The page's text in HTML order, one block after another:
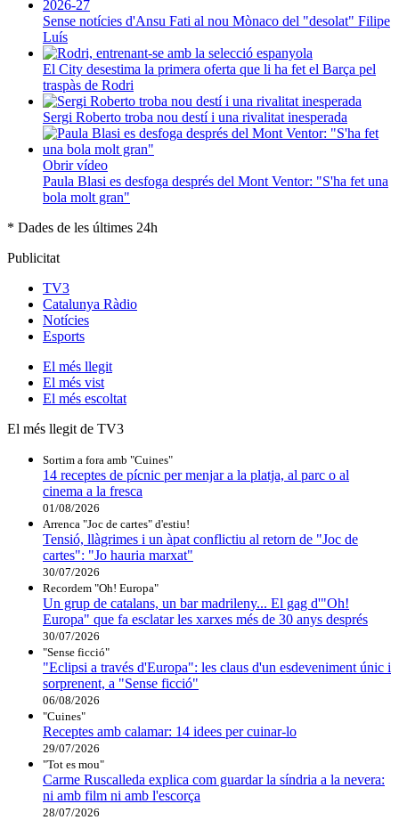
Sense notícies d'Ansu Fati al nou Mònaco del "desolat" Filipe
Luís
El City desestima la primera oferta que li ha fet el Barça pel
traspàs de Rodri
Sergi Roberto troba nou destí i una rivalitat inesperada
Obrir vídeo
Paula Blasi es desfoga després del Mont Ventor: "S'ha fet una
bola molt gran"
* Dades de les últimes 24h
Publicitat
TV3
Catalunya Ràdio
Notícies
Esports
El més llegit
El més vist
El més escoltat
El més llegit de TV3
Sortim a fora amb "Cuines"
14 receptes de pícnic per menjar a la platja, al parc o al
cinema a la fresca
01/08/2026
Arrenca "Joc de cartes" d'estiu!
Tensió, llàgrimes i un àpat conflictiu al retorn de "Joc de
cartes": "Jo hauria marxat"
30/07/2026
Recordem "Oh! Europa"
Un grup de catalans, un bar madrileny... El gag d'"Oh!
Europa" que fa esclatar les xarxes més de 30 anys després
30/07/2026
"Sense ficció"
"Eclipsi a través d'Europa": les claus d'un esdeveniment únic i
sorprenent, a "Sense ficció"
06/08/2026
"Cuines"
Receptes amb calamar: 14 idees per cuinar-lo
29/07/2026
"Tot es mou"
Carme Ruscalleda explica com guardar la síndria a la nevera:
ni amb film ni amb l'escorça
28/07/2026